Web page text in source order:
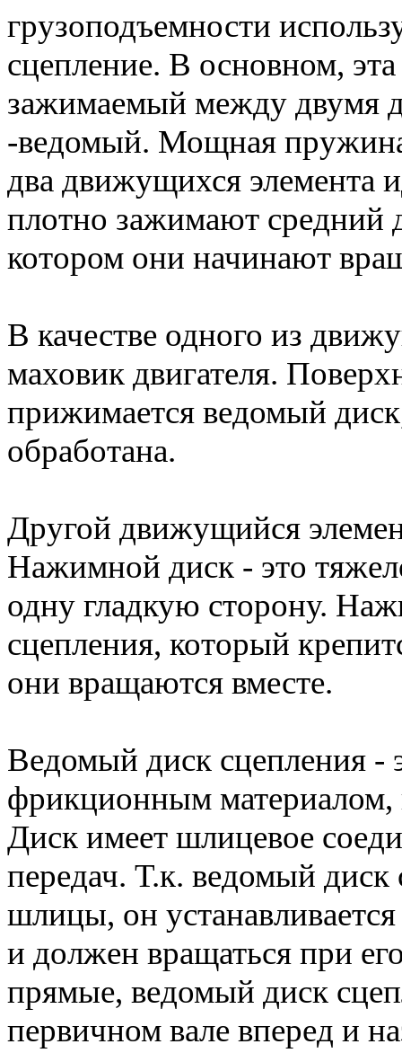
грузоподъемности
сцепление. В основном,
зажимаемый между двумя
-ведомый. Мощная пружина
два движущихся элемента
плотно зажимают средний
котором они начинают
В качестве одного из
маховик двигателя.
прижимается ведомый
обработана.
Другой движущийся
Нажимной диск - это
одну гладкую сторону.
сцепления, который
они вращаются вместе.
Ведомый диск сцепления -
фрикционным
Диск имеет шлицевое
передач. Т.к. ведомый диск
шлицы, он
и должен вращаться при
прямые, ведомый диск
первичном вале вперед и